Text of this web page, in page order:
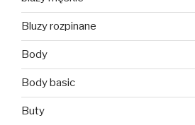
Bluzy rozpinane
Body
Body basic
Buty